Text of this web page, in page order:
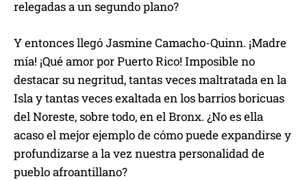
relegadas a un segundo plano?
Y entonces llegó Jasmine Camacho-Quinn. ¡Madre
mía! ¡Qué amor por Puerto Rico! Imposible no
destacar su negritud, tantas veces maltratada en la
Isla y tantas veces exaltada en los barrios boricuas
del Noreste, sobre todo, en el Bronx. ¿No es ella
acaso el mejor ejemplo de cómo puede expandirse y
profundizarse a la vez nuestra personalidad de
pueblo afroantillano?